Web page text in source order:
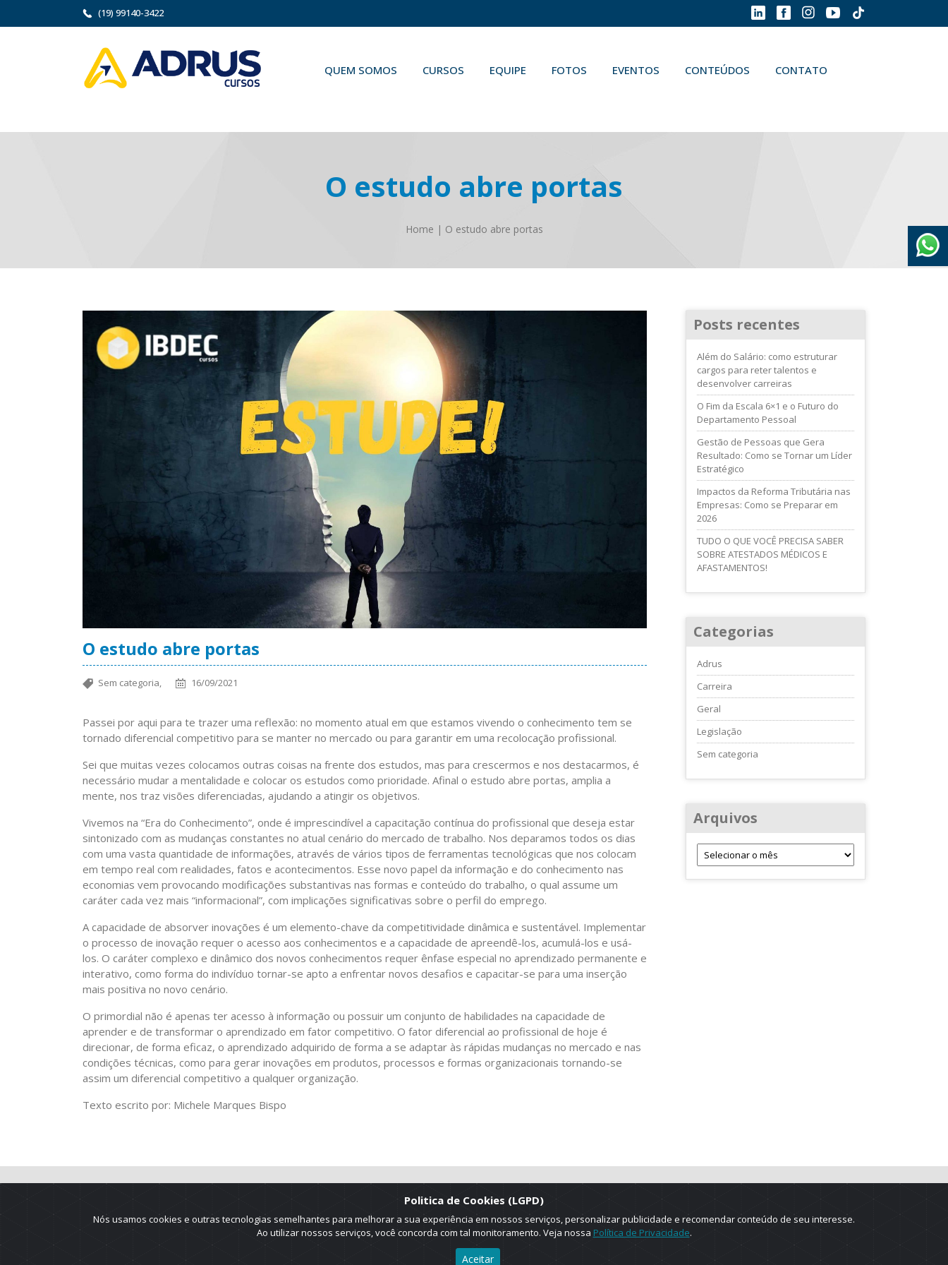
(19) 99140-3422
QUEM SOMOS CURSOS EQUIPE FOTOS EVENTOS CONTEÚDOS CONTATO
O estudo abre portas
Home | O estudo abre portas
O estudo abre portas
Sem categoria, 16/09/2021
Passei por aqui para te trazer uma reflexão: no momento atual em que estamos vivendo o conhecimento tem se
tornado diferencial competitivo para se manter no mercado ou para garantir em uma recolocação profissional.
Sei que muitas vezes colocamos outras coisas na frente dos estudos, mas para crescermos e nos destacarmos, é
necessário mudar a mentalidade e colocar os estudos como prioridade. Afinal o estudo abre portas, amplia a
mente, nos traz visões diferenciadas, ajudando a atingir os objetivos.
Vivemos na “Era do Conhecimento”, onde é imprescindível a capacitação contínua do profissional que deseja estar
sintonizado com as mudanças constantes no atual cenário do mercado de trabalho. Nos deparamos todos os dias
com uma vasta quantidade de informações, através de vários tipos de ferramentas tecnológicas que nos colocam
em tempo real com realidades, fatos e acontecimentos. Esse novo papel da informação e do conhecimento nas
economias vem provocando modificações substantivas nas formas e conteúdo do trabalho, o qual assume um
caráter cada vez mais “informacional”, com implicações significativas sobre o perfil do emprego.
A capacidade de absorver inovações é um elemento-chave da competitividade dinâmica e sustentável. Implementar
o processo de inovação requer o acesso aos conhecimentos e a capacidade de apreendê-los, acumulá-los e usá-
los. O caráter complexo e dinâmico dos novos conhecimentos requer ênfase especial no aprendizado permanente e
interativo, como forma do indivíduo tornar-se apto a enfrentar novos desafios e capacitar-se para uma inserção
mais positiva no novo cenário.
O primordial não é apenas ter acesso à informação ou possuir um conjunto de habilidades na capacidade de
aprender e de transformar o aprendizado em fator competitivo. O fator diferencial ao profissional de hoje é
direcionar, de forma eficaz, o aprendizado adquirido de forma a se adaptar às rápidas mudanças no mercado e nas
condições técnicas, como para gerar inovações em produtos, processos e formas organizacionais tornando-se
assim um diferencial competitivo a qualquer organização.
Texto escrito por: Michele Marques Bispo
Posts recentes
Além do Salário: como estruturar
cargos para reter talentos e
desenvolver carreiras
O Fim da Escala 6×1 e o Futuro do
Departamento Pessoal
Gestão de Pessoas que Gera
Resultado: Como se Tornar um Líder
Estratégico
Impactos da Reforma Tributária nas
Empresas: Como se Preparar em
2026
TUDO O QUE VOCÊ PRECISA SABER
SOBRE ATESTADOS MÉDICOS E
AFASTAMENTOS!
Categorias
Adrus
Carreira
Geral
Legislação
Sem categoria
Arquivos
Politica de Cookies (LGPD)
Nós usamos cookies e outras tecnologias semelhantes para melhorar a sua experiência em nossos serviços, personalizar publicidade e recomendar conteúdo de seu interesse.
Ao utilizar nossos serviços, você concorda com tal monitoramento. Veja nossa Política de Privacidade.
Aceitar